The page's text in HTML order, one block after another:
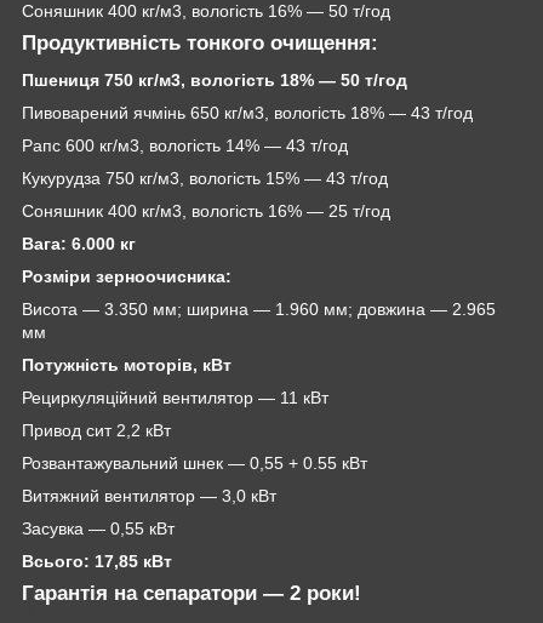
Соняшник 400 кг/м3, вологість 16% — 50 т/год
Продуктивність тонкого очищення:
Пшениця 750 кг/м3, вологість 18% — 50 т/год
Пивоварений ячмінь 650 кг/м3 , вологість 18% — 43 т/год
Рапс 600 кг/м3 , вологість 14% — 43 т/год
Кукурудза 750 кг/м3 , вологість 15% — 43 т/год
Соняшник 400 кг/м3 , вологість 16% — 25 т/год
Вага: 6.000 кг
Розміри зерноочисника:
Висота — 3.350 мм; ширина — 1.960 мм; довжина — 2.965
мм
Потужність моторів, кВт
Рециркуляційний вентилятор — 11 кВт
Привод сит 2,2 кВт
Розвантажувальний шнек — 0,55 + 0.55 кВт
Витяжний вентилятор — 3,0 кВт
Засувка — 0,55 кВт
Всього: 17,85 кВт
Гарантія на сепаратори — 2 роки!